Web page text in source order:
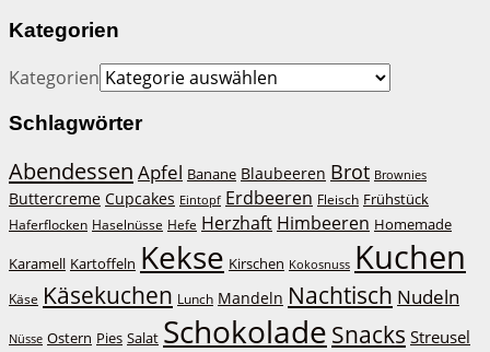
Kategorien
Kategorien
Schlagwörter
Abendessen Apfel Banane Blaubeeren Brot Brownies
Buttercreme Cupcakes Eintopf Erdbeeren Fleisch Frühstück
Haferflocken Haselnüsse Hefe Herzhaft Himbeeren Homemade
Karamell Kartoffeln Kekse Kirschen Kokosnuss Kuchen
Käse Käsekuchen Lunch Mandeln Nachtisch Nudeln
Nüsse Ostern Pies Salat Schokolade Snacks Streusel